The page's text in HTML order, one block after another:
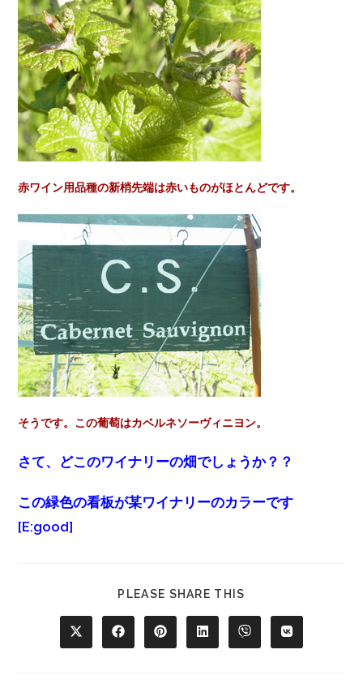
赤ワイン用品種の新梢先端は赤いものがほとんどです。
そうです。この葡萄はカベルネソーヴィニヨン。
さて、どこのワイナリーの畑でしょうか？？
この緑色の看板が某ワイナリーのカラーです
[E:good]
PLEASE SHARE THIS